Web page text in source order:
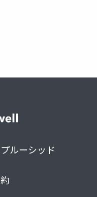
ルーシッド